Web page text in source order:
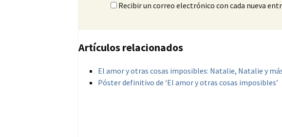
Recibir un correo electrónico con cada nueva
Artículos relacionados
El amor y otras cosas imposibles: Natalie, Natalie y
Póster definitivo de ‘El amor y otras cosas imposibles’